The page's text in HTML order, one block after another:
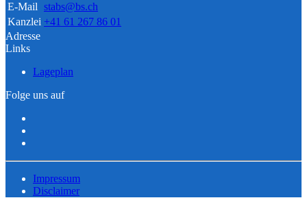
E-Mail stabs@bs.ch
Kanzlei +41 61 267 86 01
Adresse
Links
Lageplan
Folge uns auf
Impressum
Disclaimer